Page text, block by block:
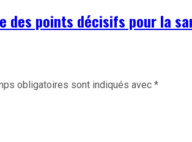
des points décisifs pour la
obligatoires sont indiqués avec *